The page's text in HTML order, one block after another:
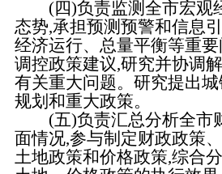
(四)负责监测全市宏观
态势,承担预测预警和信息
经济运行、总量平衡等重
调控政策建议,研究并协调
有关重大问题。研究提出城
规划和重大政策。
(五)负责汇总分析全市
面情况,参与制定财政政策
土地政策和价格政策,综合